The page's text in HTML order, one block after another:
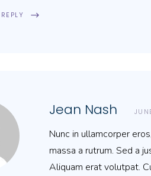
REPLY
Jean Nash
Nunc in ullamcorper
massa a rutrum. Sed a
Aliquam erat volutpat.